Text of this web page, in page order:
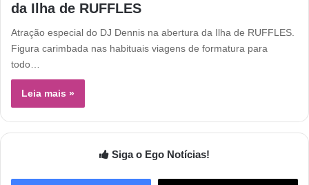
da Ilha de RUFFLES
Atração especial do DJ Dennis na abertura da Ilha de RUFFLES.
Figura carimbada nas habituais viagens de formatura para
todo…
Leia mais »
Siga o Ego Notícias!